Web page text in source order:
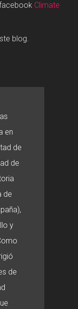
Climate
blog.
en
de
de
de
y
de